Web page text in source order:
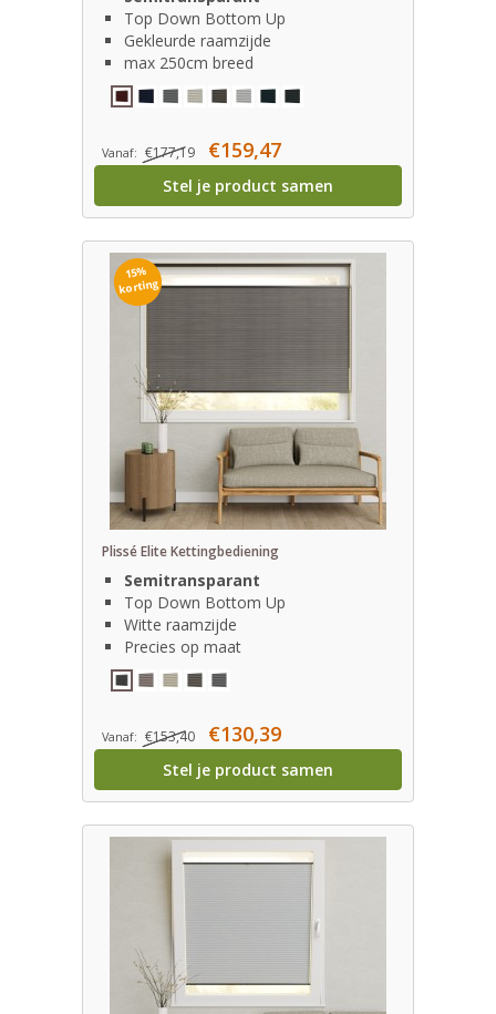
Top Down Bottom Up
Gekleurde raamzijde
max 250cm breed
Vanaf: €177,19 €159,47
Stel je product samen
15%
korting
Plissé Elite Kettingbediening
Semitransparant
Top Down Bottom Up
Witte raamzijde
Precies op maat
Vanaf: €153,40 €130,39
Stel je product samen